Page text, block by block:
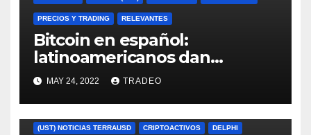
PRECIOS Y TRADING RELEVANTES
Bitcoin en español:
latinoamericanos dan
consejos para enfrentar el
mercado bajista
MAY 24, 2022 TRADEO
(UST) NOTICIAS TERRAUSD CRIPTOACTIVOS DELPHI